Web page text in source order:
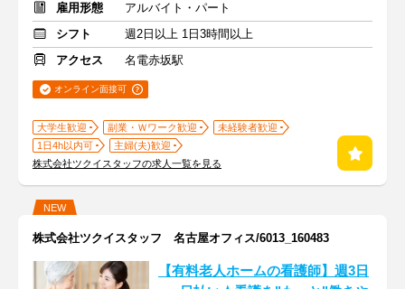
雇用形態
アルバイト・パート
シフト
週2日以上 1日3時間以上
アクセス
名電赤坂駅
オンライン面接可
大学生歓迎 副業・Ｗワーク歓迎
未経験者歓迎
1日4h以内可
主婦(夫)歓迎
株式会社ツクイスタッフの求人一覧を見る
NEW
株式会社ツクイスタッフ 名古屋オフィス/6013_160483
【有料老人ホームの看護師】週3日